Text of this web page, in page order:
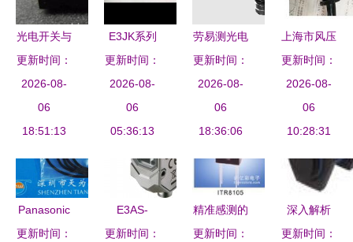
光电开关与
光电传感器
技术原理与
应用场景深
度解析
更新时间：
2026-08-
06
18:51:13
E3JK系列
光电开关传
感器 长距
离检测新突
破，对射型
反射型应用
更新时间：
2026-08-
06
05:36:13
劳易测光电
传感器 精
准感知，赋
能工业自动
化
更新时间：
2026-08-
06
18:36:06
上海市风压
传感器批发
与供应 优
选厂家与光
电传感器技
更新时间：
2026-08-
06
10:28:31
Panasonic
日本松下
更新时间：
E3AS-
HL500MT
更新时间：
精准感测的
未来
更新时间：
深入解析
更新时间：